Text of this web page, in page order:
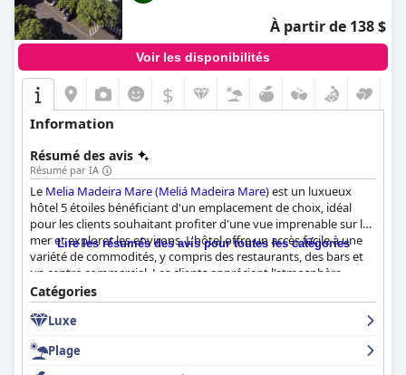
À partir de 138 $
Voir les disponibilités
$
Information
Résumé des avis
Résumé par IA
Le Melia Madeira Mare (Meliá Madeira Mare)est un luxueux
hôtel 5 étoiles bénéficiant d'un emplacement de choix, idéal
pour les clients souhaitant profiter d'une vue imprenable sur la
mer et explorer les environs. L'hôtel offre un accès facile à une
variété de commodités, y compris des restaurants, des bars et
un centre commercial. Les clients apprécient l'atmosphère
paisible de l'hôtel tout en étant proche du centre-ville et des
bonnes liaisons de transport vers la vieille ville. L'hôtel propose
des chambres spacieuses et confortables avec de belles vues sur
luxueuses. L'hôtel peut se vanter d'avoir d'excellentes normes
de propreté et le personnel est amical, attentif et professionnel,
Lire les résumés des avis pour toutes les catégories
Catégories
Luxe
Plage